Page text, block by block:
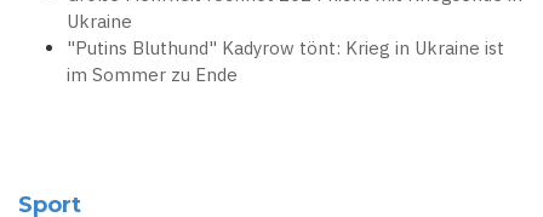
Ukraine
"Putins Bluthund" Kadyrow tönt: Krieg in Ukraine ist
im Sommer zu Ende
Sport